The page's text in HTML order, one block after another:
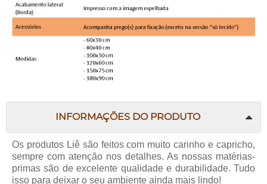
INFORMAÇÕES DO PRODUTO
Os produtos Liê são feitos com muito carinho e capricho,
sempre com atenção nos detalhes. As nossas matérias-
primas são de excelente qualidade e durabilidade. Tudo
isso para deixar o seu ambiente ainda mais lindo!